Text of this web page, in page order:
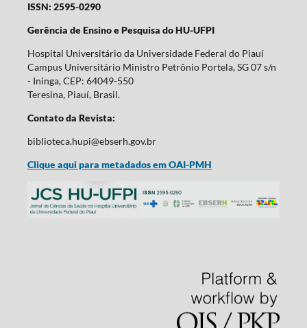
ISSN: 2595-0290
Gerência de Ensino e Pesquisa do HU-UFPI
Hospital Universitário da Universidade Federal do Piauí
Campus Universitário Ministro Petrônio Portela, SG 07 s/n
- Ininga, CEP: 64049-550
Teresina, Piauí, Brasil.
Contato da Revista:
biblioteca.hupi@ebserh.gov.br
Clique aqui para metadados em OAI-PMH